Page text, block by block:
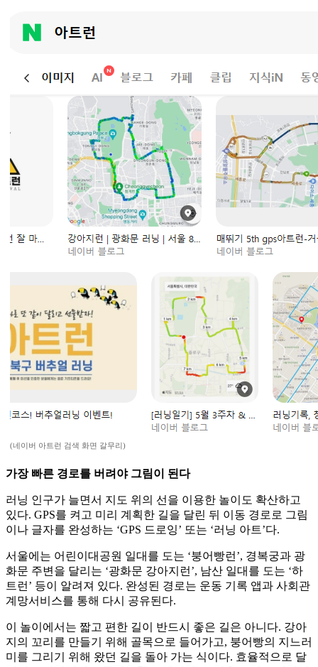
(네이버 아트런 검색 화면 갈무리)
가장 빠른 경로를 버려야 그림이 된다
러닝 인구가 늘면서 지도 위의 선을 이용한 놀이도 확산하고
있다. GPS를 켜고 미리 계획한 길을 달린 뒤 이동 경로로 그림
이나 글자를 완성하는 ‘GPS 드로잉’ 또는 ‘러닝 아트’다.
서울에는 어린이대공원 일대를 도는 ‘붕어빵런’, 경복궁과 광
화문 주변을 달리는 ‘광화문 강아지런’, 남산 일대를 도는 ‘하
트런’ 등이 알려져 있다. 완성된 경로는 운동 기록 앱과 사회관
계망서비스를 통해 다시 공유된다.
이 놀이에서는 짧고 편한 길이 반드시 좋은 길은 아니다. 강아
지의 꼬리를 만들기 위해 골목으로 들어가고, 붕어빵의 지느러
미를 그리기 위해 왔던 길을 돌아 가는 식이다. 효율적으로 달